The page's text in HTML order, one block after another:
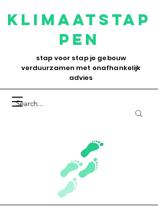
Klimaatstap
pen
stap voor stap je gebouw
verduurzamen met onafhankelijk
advies